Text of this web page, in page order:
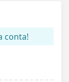
conta!